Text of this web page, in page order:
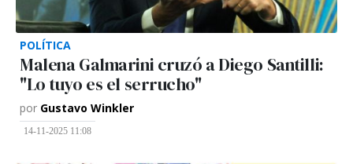
POLÍTICA
Malena Galmarini cruzó a Diego Santilli:
"Lo tuyo es el serrucho"
por Gustavo Winkler
14-11-2025 11:08